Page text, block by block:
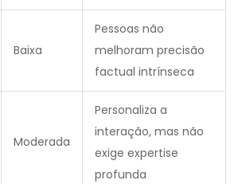
Baixa
Pessoas não
melhoram precisão
factual intrínseca
Moderada
Personaliza a
interação, mas não
exige expertise
profunda